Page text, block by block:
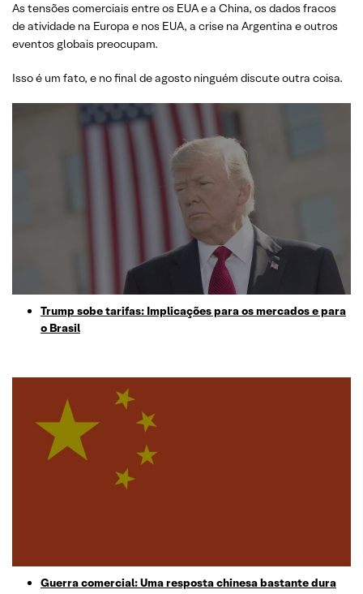
As tensões comerciais entre os EUA e a China, os dados fracos
de atividade na Europa e nos EUA, a crise na Argentina e outros
eventos globais preocupam.
Isso é um fato, e no final de agosto ninguém discute outra coisa.
Trump sobe tarifas: Implicações para os mercados e para
o Brasil
Guerra comercial: Uma resposta chinesa bastante dura